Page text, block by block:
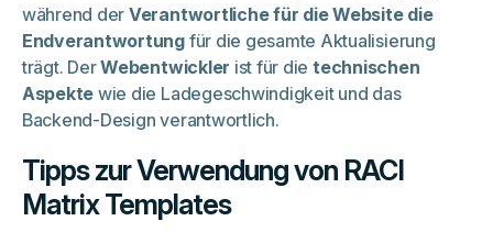
während der Verantwortliche für die Website die
Endverantwortung für die gesamte Aktualisierung
trägt. DerWebentwickler ist für die technischen
Aspekte wie die Ladegeschwindigkeit und das
Backend-Design verantwortlich.
Tipps zur Verwendung von RACI
Matrix Templates